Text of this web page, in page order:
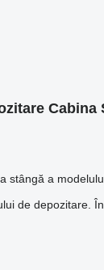
Cabina
stângă a
de